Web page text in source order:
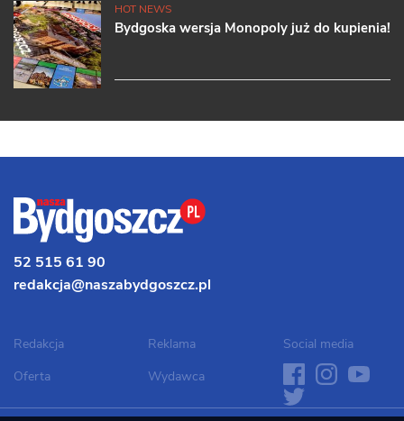
HOT NEWS
Bydgoska wersja Monopoly już do kupienia!
52 515 61 90
redakcja@naszabydgoszcz.pl
Redakcja
Oferta
Reklama
Wydawca
Social media
facebookinstagramyoutube